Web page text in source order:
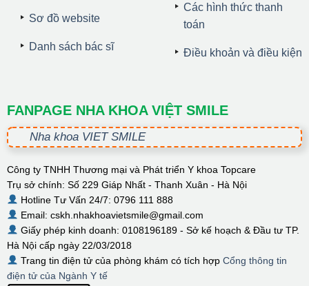
Sơ đồ website
Danh sách bác sĩ
Các hình thức thanh
toán
Điều khoản và điều kiện
FANPAGE NHA KHOA VIỆT SMILE
Nha khoa VIET SMILE
Công ty TNHH Thương mại và Phát triển Y khoa Topcare
Trụ sở chính: Số 229 Giáp Nhất - Thanh Xuân - Hà Nội
Hotline Tư Vấn 24/7: 0796 111 888
Email: cskh.nhakhoavietsmile@gmail.com
Giấy phép kinh doanh: 0108196189 - Sở kế hoạch & Đầu tư TP.
Hà Nội cấp ngày 22/03/2018
Trang tin điện tử của phòng khám có tích hợp Cổng thông tin
điện tử của Ngành Y tế